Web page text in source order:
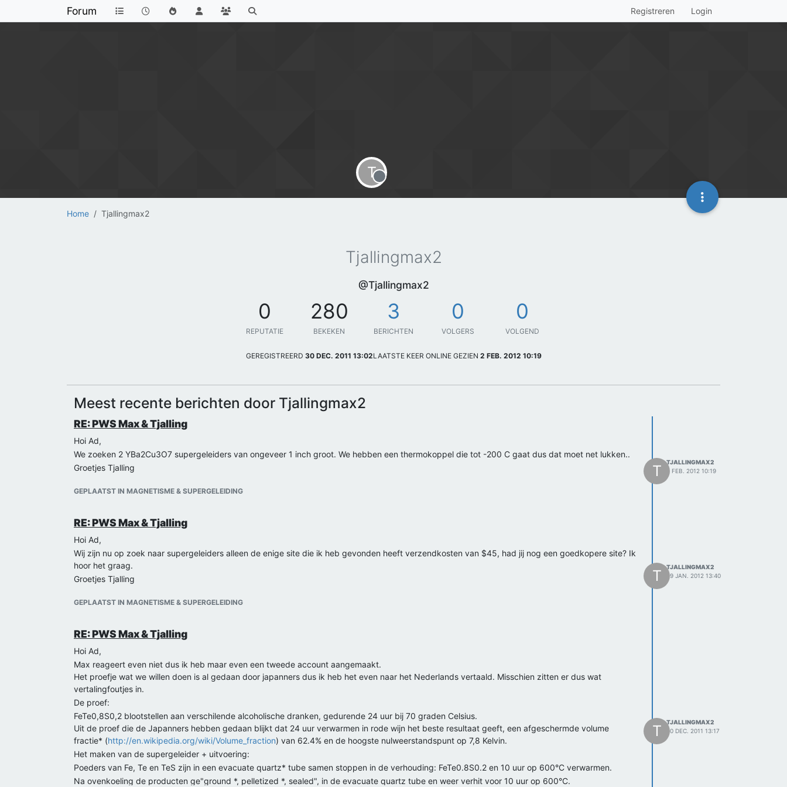
Forum Registreren Login
Home Tjallingmax2
T
Offline
Tjallingmax2
@Tjallingmax2
0
REPUTATIE
280
BEKEKEN
3
BERICHTEN
0
VOLGERS
0
VOLGEND
GEREGISTREERD 30 DEC. 2011 13:02LAATSTE KEER ONLINE GEZIEN 2 FEB. 2012 10:19
Meest recente berichten door Tjallingmax2
RE: PWS Max & Tjalling
Hoi Ad,
We zoeken 2 YBa2Cu3O7 supergeleiders van ongeveer 1 inch groot. We hebben een thermokoppel die tot -200 C gaat dus dat moet net lukken..
Groetjes Tjalling
GEPLAATST IN MAGNETISME & SUPERGELEIDING
T
TJALLINGMAX2
2 FEB. 2012 10:19
RE: PWS Max & Tjalling
Hoi Ad,
Wij zijn nu op zoek naar supergeleiders alleen de enige site die ik heb gevonden heeft verzendkosten van $45, had jij nog een goedkopere site? Ik
hoor het graag.
Groetjes Tjalling
GEPLAATST IN MAGNETISME & SUPERGELEIDING
T
TJALLINGMAX2
29 JAN. 2012 13:40
RE: PWS Max & Tjalling
Hoi Ad,
Max reageert even niet dus ik heb maar even een tweede account aangemaakt.
Het proefje wat we willen doen is al gedaan door japanners dus ik heb het even naar het Nederlands vertaald. Misschien zitten er dus wat
vertalingfoutjes in.
De proef:
FeTe0,8S0,2 blootstellen aan verschilende alcoholische dranken, gedurende 24 uur bij 70 graden Celsius.
Uit de proef die de Japanners hebben gedaan blijkt dat 24 uur verwarmen in rode wijn het beste resultaat geeft, een afgeschermde volume
fractie* (http://en.wikipedia.org/wiki/Volume_fraction) van 62.4% en de hoogste nulweerstandspunt op 7,8 Kelvin.
Het maken van de supergeleider + uitvoering:
Poeders van Fe, Te en TeS zijn in een evacuate quartz* tube samen stoppen in de verhouding: FeTe0.8S0.2 en 10 uur op 600°C verwarmen.
Na ovenkoeling de producten ge"ground *, pelletized *, sealed", in de evacuate quartz tube en weer verhit voor 10 uur op 600°C.
T
TJALLINGMAX2
30 DEC. 2011 13:17